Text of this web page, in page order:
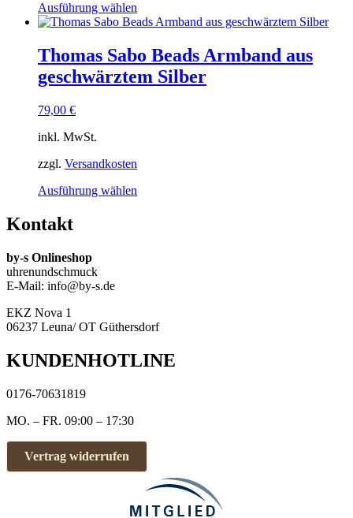
Ausführung wählen
Produkt
mehrere
Varianten
auf.
werden
Thomas Sabo Beads Armband aus
geschwärztem Silber
79,00 €
inkl. MwSt.
zzgl. Versandkosten
Ausführung wählen
der
gewählt
Kontakt
by-s Onlineshop
uhrenundschmuck
E-Mail: info@by-s.de
EKZ Nova 1
06237 Leuna/ OT Güthersdorf
KUNDENHOTLINE
0176-70631819
MO. – FR. 09:00 – 17:30
Vertrag widerrufen